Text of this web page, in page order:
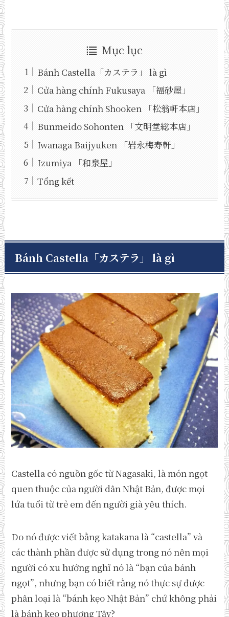
Mục lục
Bánh Castella「カステラ」 là gì
Cửa hàng chính Fukusaya 「福砂屋」
Cửa hàng chính Shooken 「松翁軒本店」
Bunmeido Sohonten 「文明堂総本店」
Iwanaga Baijyuken 「岩永梅寿軒」
Izumiya 「和泉屋」
Tổng kết
Bánh Castella「カステラ」 là gì
Castella có nguồn gốc từ Nagasaki, là món ngọt
quen thuộc của người dân Nhật Bản, được mọi
lứa tuổi từ trẻ em đến người già yêu thích.
Do nó được viết bằng katakana là “castella” và
các thành phần được sử dụng trong nó nên mọi
người có xu hướng nghĩ nó là “bạn của bánh
ngọt”, nhưng bạn có biết rằng nó thực sự được
phân loại là “bánh kẹo Nhật Bản” chứ không phải
là bánh kẹo phương Tây?